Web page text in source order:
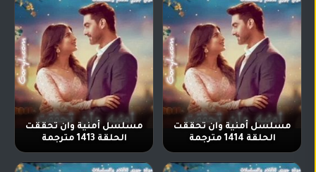
مسلسل أمنية وان تحققت
الحلقة 1414 مترجمة
مسلسل أمنية وان تحققت
الحلقة 1413 مترجمة